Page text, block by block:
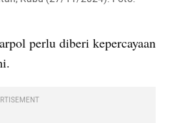
perlu diberi kepercayaan